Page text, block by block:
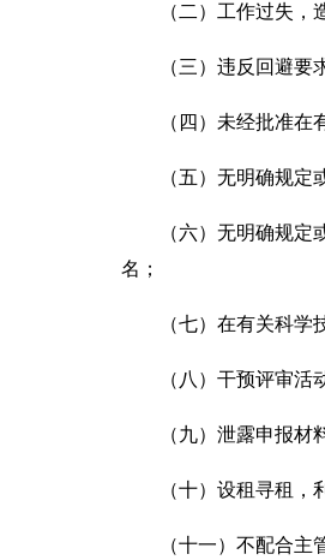
（二）工作过失，造
（三）违反回避要求
（四）未经批准在有
（五）无明确规定或
（六）无明确规定或
名；
（七）在有关科学技
（八）干预评审活动
（九）泄露申报材料
（十）设租寻租，利
（十一）不配合主管